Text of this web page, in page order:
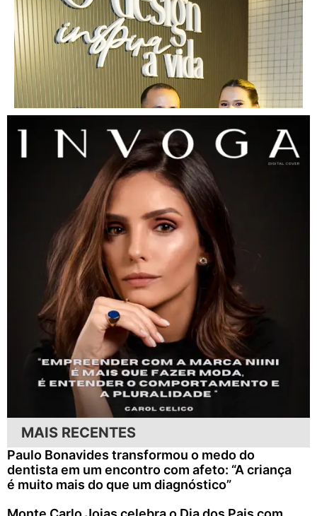
MAIS RECENTES
Paulo Bonavides transformou o medo do
dentista em um encontro com afeto: “A criança
é muito mais do que um diagnóstico”